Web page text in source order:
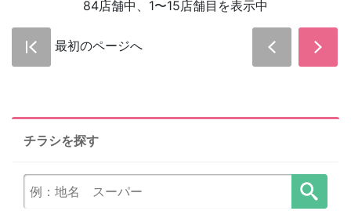
84店舗中、1〜15店舗目を表示中
最初のページへ
チラシを探す